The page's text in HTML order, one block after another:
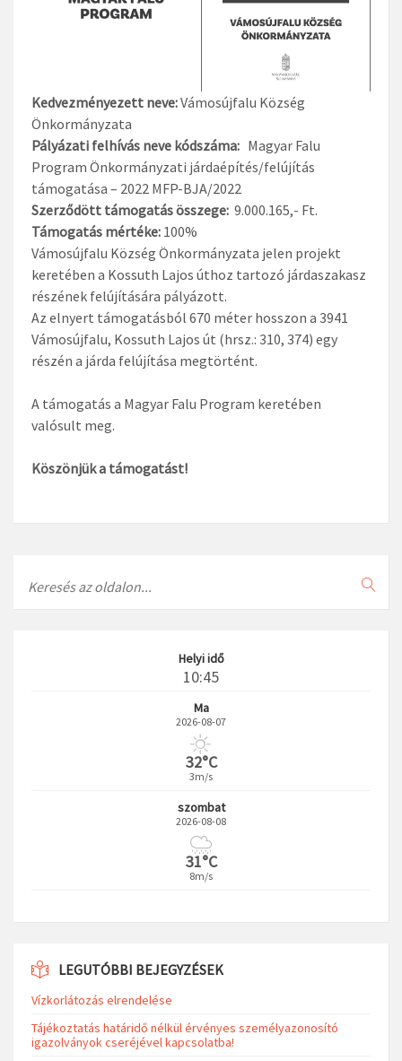
Kedvezményezett neve:Vámosújfalu Község
Önkormányzata
Pályázati felhívás neve kódszáma: Magyar Falu
Program Önkormányzati járdaépítés/felújítás
támogatása – 2022 MFP-BJA/2022
Szerződött támogatás összege: 9.000.165,- Ft.
Támogatás mértéke: 100%
Vámosújfalu Község Önkormányzata jelen projekt
keretében a Kossuth Lajos úthoz tartozó járdaszakasz
részének felújítására pályázott.
Az elnyert támogatásból 670 méter hosszon a 3941
Vámosújfalu, Kossuth Lajos út (hrsz.: 310, 374) egy
részén a járda felújítása megtörtént.
A támogatás a Magyar Falu Program keretében
valósult meg.
Köszönjük a támogatást!
Helyi idő
10:45
Ma
2026-08-07
32°C
3m/s
szombat
2026-08-08
31°C
8m/s
LEGUTÓBBI BEJEGYZÉSEK
Vízkorlátozás elrendelése
Tájékoztatás határidő nélkül érvényes személyazonosító
igazolványok cseréjével kapcsolatba!